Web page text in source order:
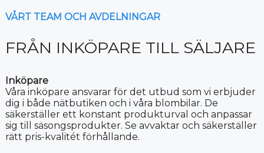
VÅRT TEAM OCH AVDELNINGAR
FRÅN INKÖPARE TILL SÄLJARE
Inköpare
Våra inköpare ansvarar för det utbud som vi erbjuder
dig i både nätbutiken och i våra blombilar. De
säkerställer ett konstant produkturval och anpassar
sig till säsongsprodukter. Se avvaktar och säkerställer
rätt pris-kvalitét förhållande.